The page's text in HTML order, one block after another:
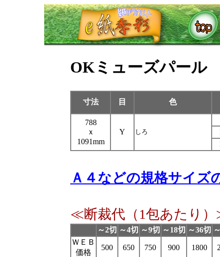
OKミューズパール
寸法 目 色
788
ｘ
1091mm
Y しろ
Ａ４などの規格サイズ
≪断裁代（1包あたり
～2切 ～4切 ～9切 ～18切 ～36切
ＷＥＢ
価格
500 650 750 900 1800